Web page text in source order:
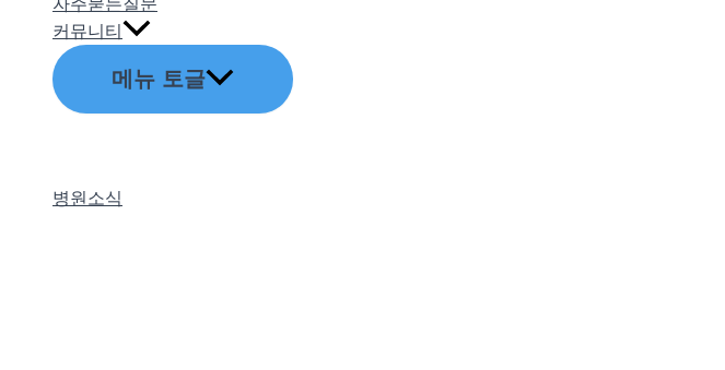
자주묻는질문
커뮤니티
메뉴 토글
병원소식